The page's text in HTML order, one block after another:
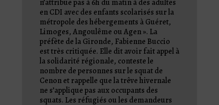
n’attribue pas à 6h du matin à des adultes
en CDI avec des enfants scolarisés sur la
métropole des hébergements à Guéret,
Limoges, Angoulême ou Agen ». La
préfète de la Gironde, Fabienne Buccio
est très critiquée. Elle dit avoir fait appel à
la solidarité régionale, conteste le
nombre de personnes sur le squat de
Cenon et rappelle que la trêve hivernale
ne s’applique pas aux occupants des
squats. Les réfugiés ou les demandeurs